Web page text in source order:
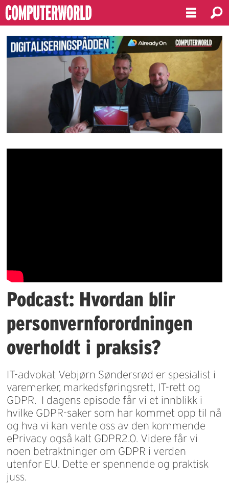
Podcast: Hvordan blir
personvernforordningen
overholdt i praksis?
IT-advokat Vebjørn Søndersrød er spesialist i
varemerker, markedsføringsrett, IT-rett og
GDPR. I dagens episode får vi et innblikk i
hvilke GDPR-saker som har kommet opp til nå
og hva vi kan vente oss av den kommende
ePrivacy også kalt GDPR2.0. Videre får vi
noen betraktninger om GDPR i verden
utenfor EU. Dette er spennende og praktisk
juss.